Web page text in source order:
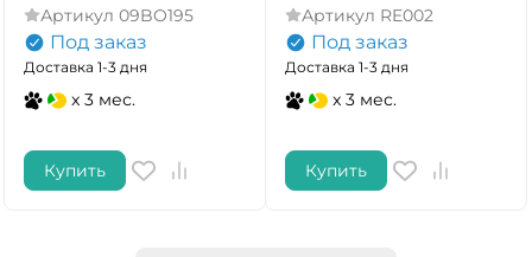
Артикул 09BO195
Под заказ
Доставка 1-3 дня
x 3 мес.
Купить
Артикул RE002
Под заказ
Доставка 1-3 дня
x 3 мес.
Купить